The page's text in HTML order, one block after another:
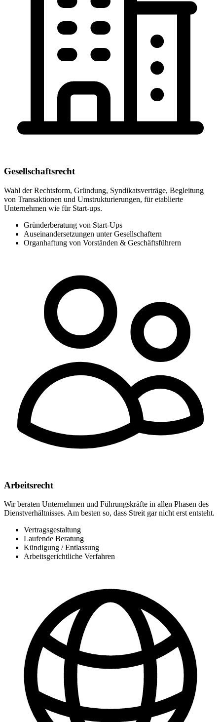
Gesellschaftsrecht
Wahl der Rechtsform, Gründung, Syndikatsverträge, Begleitung
von Transaktionen und Umstrukturierungen, für etablierte
Unternehmen wie für Start-ups.
Gründerberatung von Start-Ups
Auseinandersetzungen unter Gesellschaftern
Organhaftung von Vorständen & Geschäftsführern
Arbeitsrecht
Wir beraten Unternehmen und Führungskräfte in allen Phasen des
Dienstverhältnisses. Am besten so, dass Streit gar nicht erst entsteht.
Vertragsgestaltung
Laufende Beratung
Kündigung / Entlassung
Arbeitsgerichtliche Verfahren